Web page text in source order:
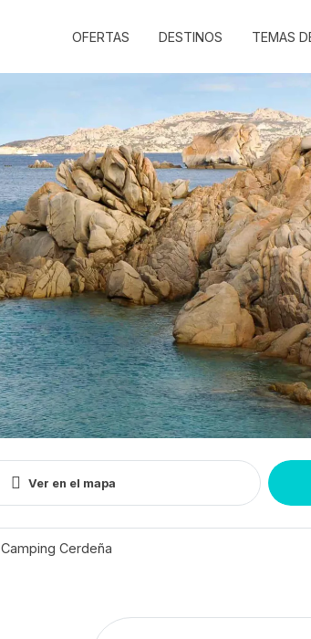
OFERTAS DESTINOS TEMAS
DESCUBRIR CAMPING
Ver en el mapa
Cerrar
Viajeros
alojamiento
Todos
Camping Cerdeña